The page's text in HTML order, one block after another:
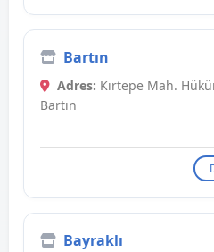
Bartın
Adres: Kırtepe Mah.
Bartın
Bayraklı